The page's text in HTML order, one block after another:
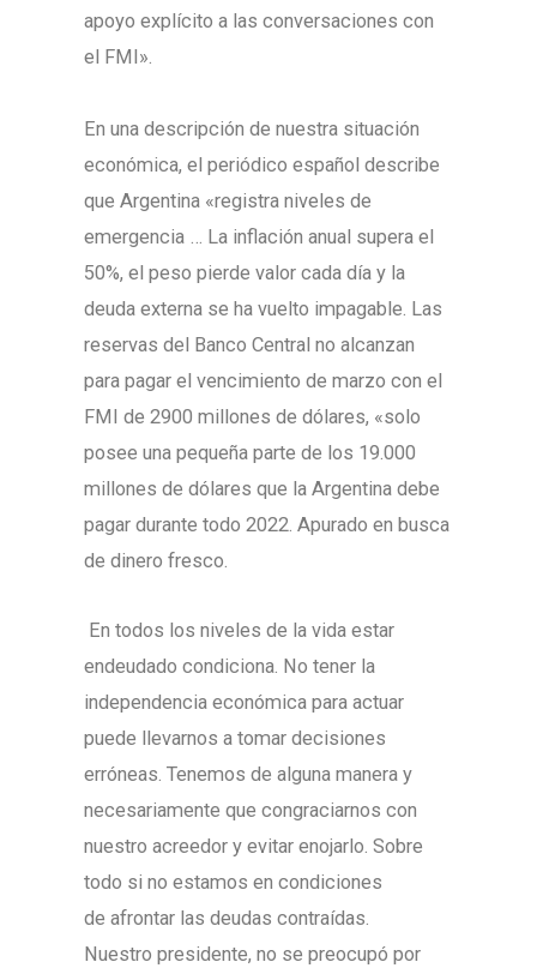
apoyo explícito a las conversaciones con
el FMI».
En una descripción de nuestra situación
económica, el periódico español describe
que Argentina «registra niveles de
emergencia … La inflación anual supera el
50%, el peso pierde valor cada día y la
deuda externa se ha vuelto impagable. Las
reservas del Banco Central no alcanzan
para pagar el vencimiento de marzo con el
FMI de 2900 millones de dólares, «solo
posee una pequeña parte de los 19.000
millones de dólares que la Argentina debe
pagar durante todo 2022. Apurado en busca
de dinero fresco.
En todos los niveles de la vida estar
endeudado condiciona. No tener la
independencia económica para actuar
puede llevarnos a tomar decisiones
erróneas. Tenemos de alguna manera y
necesariamente que congraciarnos con
nuestro acreedor y evitar enojarlo. Sobre
todo si no estamos en condiciones
de afrontar las deudas contraídas.
Nuestro presidente, no se preocupó por